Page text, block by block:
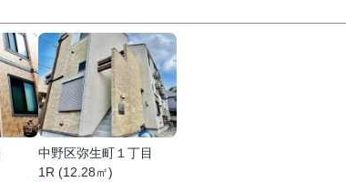
中野区弥生町１丁目
1R (12.28㎡)